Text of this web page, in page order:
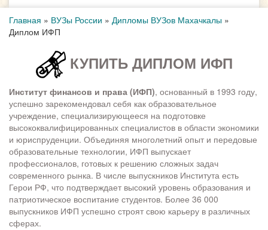
Главная » ВУЗы России » Дипломы ВУЗов Махачкалы »
Диплом ИФП
КУПИТЬ ДИПЛОМ ИФП
Институт финансов и права (ИФП), основанный в 1993 году,
успешно зарекомендовал себя как образовательное
учреждение, специализирующееся на подготовке
высококвалифицированных специалистов в области экономики
и юриспруденции. Объединяя многолетний опыт и передовые
образовательные технологии, ИФП выпускает
профессионалов, готовых к решению сложных задач
современного рынка. В числе выпускников Института есть
Герои РФ, что подтверждает высокий уровень образования и
патриотическое воспитание студентов. Более 36 000
выпускников ИФП успешно строят свою карьеру в различных
сферах.